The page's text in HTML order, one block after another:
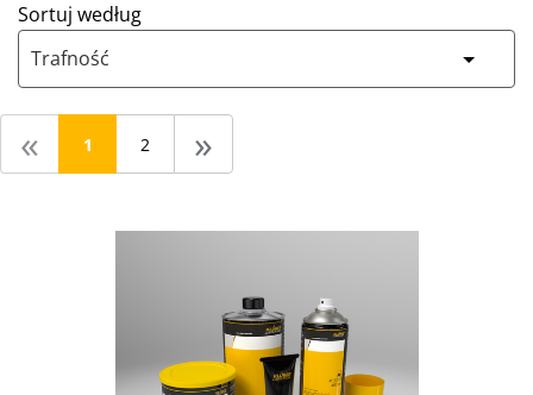
Sortuj według
Trafność
« 1 2 »